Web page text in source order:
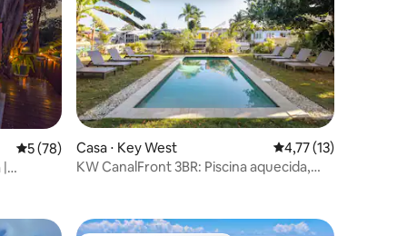
5 de uma avaliação média de 5, 78 avaliações
5 (78)
|
Casa ⋅ Key West 4,77 de uma
4,77 (13)
KW CanalFront 3BR: Piscina aquecida,